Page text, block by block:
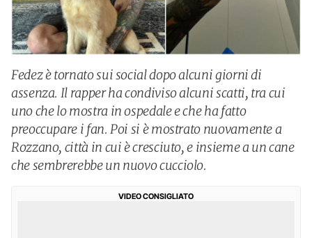
Fedez è tornato sui social dopo alcuni giorni di
assenza. Il rapper ha condiviso alcuni scatti, tra cui
uno che lo mostra in ospedale e che ha fatto
preoccupare i fan. Poi si è mostrato nuovamente a
Rozzano, città in cui è cresciuto, e insieme a un cane
che sembrerebbe un nuovo cucciolo.
VIDEO CONSIGLIATO